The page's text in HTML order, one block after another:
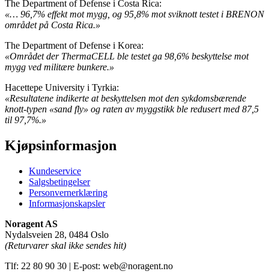
The Department of Defense i Costa Rica:
«… 96,7% effekt mot mygg, og 95,8% mot sviknott testet i BRENON
området på Costa Rica.»
The Department of Defense i Korea:
«Området der ThermaCELL ble testet ga 98,6% beskyttelse mot
mygg ved militære bunkere.»
Hacettepe University i Tyrkia:
«Resultatene indikerte at beskyttelsen mot den sykdomsbærende
knott-typen «sand fly» og raten av myggstikk ble redusert med 87,5
til 97,7%.»
Kjøpsinformasjon
Kundeservice
Salgsbetingelser
Personvernerklæring
Informasjonskapsler
Noragent AS
Nydalsveien 28, 0484 Oslo
(Returvarer skal ikke sendes hit)
Tlf: 22 80 90 30 | E-post: web@noragent.no